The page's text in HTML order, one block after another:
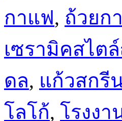
กาแฟ, ถ้วยก
เซรามิคสไต
ดล, แก้วสกรี
โลโก้, โรงง